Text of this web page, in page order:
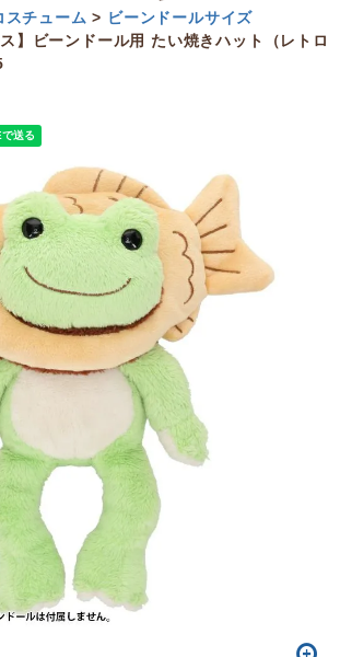
スチューム
ビーンドールサイズ
ス】ビーンドール用 たい焼きハット（レトロ